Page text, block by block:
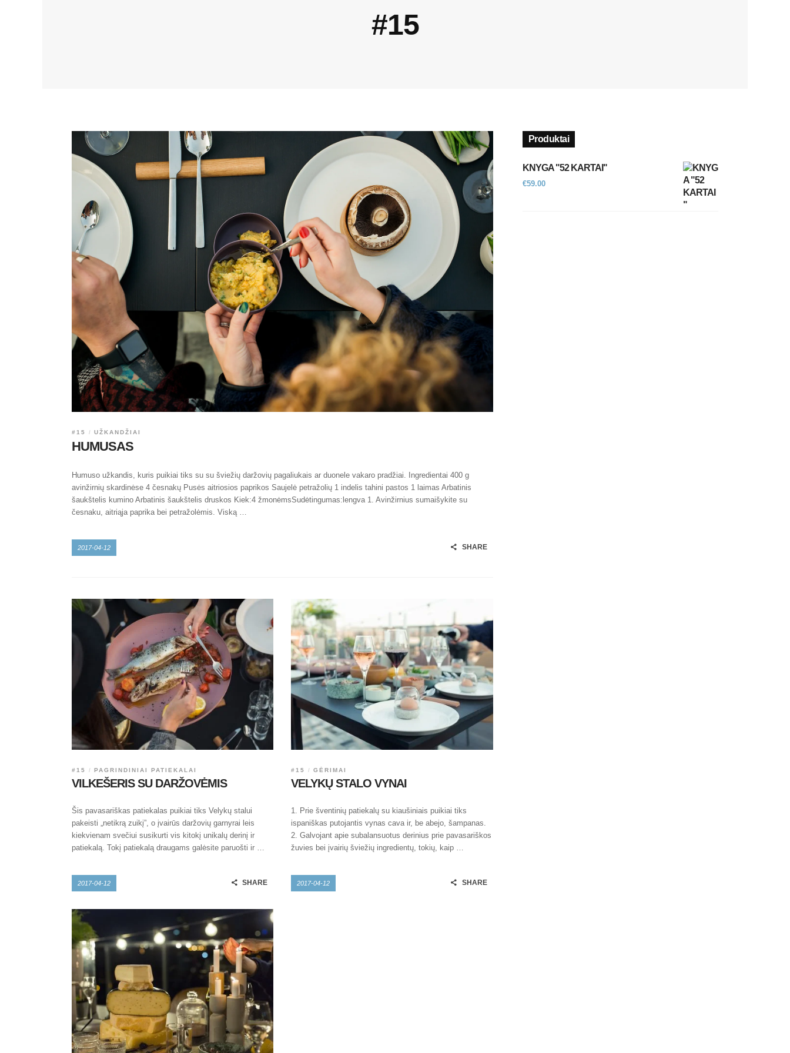
#15
#15 UŽKANDŽIAI
HUMUSAS
Humuso užkandis, kuris puikiai tiks su su šviežių daržovių pagaliukais ar duonele vakaro pradžiai. Ingredientai 400 g
avinžirnių skardinėse 4 česnakų Pusės aitriosios paprikos Saujelė petražolių 1 indelis tahini pastos 1 laimas Arbatinis
šaukštelis kumino Arbatinis šaukštelis druskos Kiek:4 žmonėmsSudėtingumas:lengva 1. Avinžirnius sumaišykite su
česnaku, aitriąja paprika bei petražolėmis. Viską …
2017-04-12 SHARE
#15 PAGRINDINIAI PATIEKALAI
VILKEŠERIS SU DARŽOVĖMIS
Šis pavasariškas patiekalas puikiai tiks Velykų stalui
pakeisti „netikrą zuikį”, o įvairūs daržovių garnyrai leis
kiekvienam svečiui susikurti vis kitokį unikalų derinį ir
patiekalą. Tokį patiekalą draugams galėsite paruošti ir …
2017-04-12 SHARE
#15 GĖRIMAI
VELYKŲ STALO VYNAI
1. Prie šventinių patiekalų su kiaušiniais puikiai tiks
ispaniškas putojantis vynas cava ir, be abejo, šampanas.
2. Galvojant apie subalansuotus derinius prie pavasariškos
žuvies bei įvairių šviežių ingredientų, tokių, kaip …
2017-04-12 SHARE
Produktai
KNYGA "52 KARTAI"
€59.00